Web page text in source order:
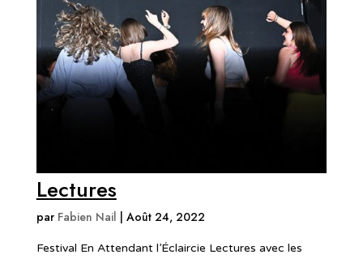
Lectures
par Fabien Nail Août 24, 2022
Festival En Attendant l’Éclaircie Lectures avec les